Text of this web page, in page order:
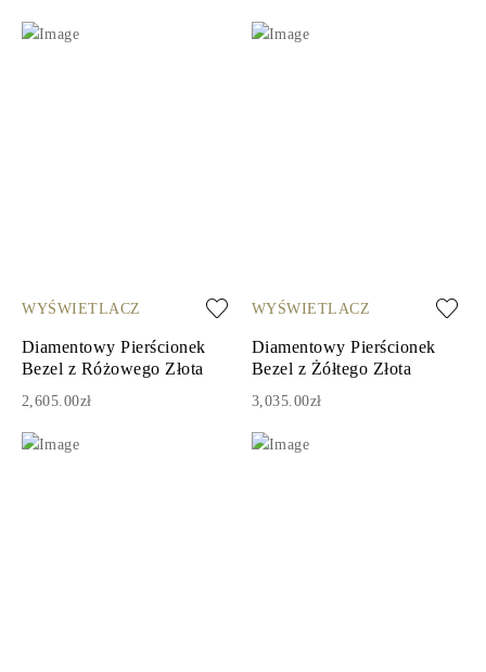
WYŚWIETLACZ
Diamentowy Pierścionek
Bezel z Różowego Złota
2,605.00zł
WYŚWIETLACZ
Diamentowy Pierścionek
Bezel z Żółtego Złota
3,035.00zł